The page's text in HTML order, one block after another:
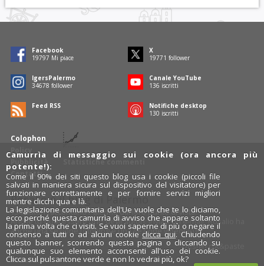
Colophon
Policy
Pubblicità
Contatti
Statistiche commenti
Facebook
19797 Mi piace
X
19771 follower
IgersPalermo
34678 follower
Canale YouTube
136 iscritti
Feed RSS
Notifiche desktop
130 iscritti
Rosalio è il blog di Palermo
754 autoriraccontano Palermo dal loro punto di vista.
Anche tu puoi essere uno degli autori: inviaci un'e-mail. Rosalio ha
anche una sezionefotobloge una sezionevideoblog.
Designcut&paste
Rosalio.it
Camurrìa di messaggio sui cookie (ora ancora più
potente!):
Come il 90% dei siti questo blog usa i cookie (piccoli file
salvati in maniera sicura sul dispositivo del visitatore) per
funzionare correttamente e per fornire servizi migliori
mentre clicchi qua e là.
La legislazione comunitaria dell'Ue vuole che te lo diciamo,
ecco perché questa camurrìa di avviso che appare soltanto
la prima volta che ci visiti. Se vuoi saperne di più o negare il
consenso a tutti o ad alcuni cookie clicca qui. Chiudendo
questo banner, scorrendo questa pagina o cliccando su
qualunque suo elemento acconsenti all'uso dei cookie.
Clicca sul pulsantone verde e non lo vedrai più, ok?